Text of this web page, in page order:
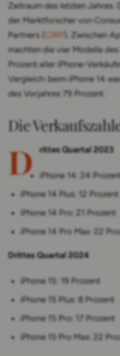
Zeitraum des letzten Jahres.
der Marktforscher von
Partners (
CIRP ). Zwischen
machten die vier Modelle des
Prozent aller iPhone-
Vergleich: beim iPhone 14
des Vorjahres 79 Prozent.
Die
D rittes Quartal 2023
iPhone 14: 24
iPhone 14 Plus: 12 Prozent
iPhone 14 Pro: 21 Prozent
iPhone 14 Pro Max: 22
Drittes Quartal 2024
iPhone 15: 19 Prozent
iPhone 15 Plus: 8 Prozent
iPhone 15 Pro: 17 Prozent
iPhone 15 Pro Max: 22